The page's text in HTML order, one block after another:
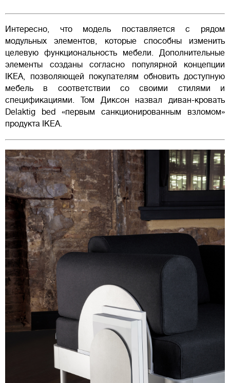
Интересно, что модель поставляется с рядом
модульных элементов, которые способны изменить
целевую функциональность мебели. Дополнительные
элементы созданы согласно популярной концепции
IKEA, позволяющей покупателям обновить доступную
мебель в соответствии со своими стилями и
спецификациями. Том Диксон назвал диван-кровать
Delaktig bed «первым санкционированным взломом»
продукта IKEA.